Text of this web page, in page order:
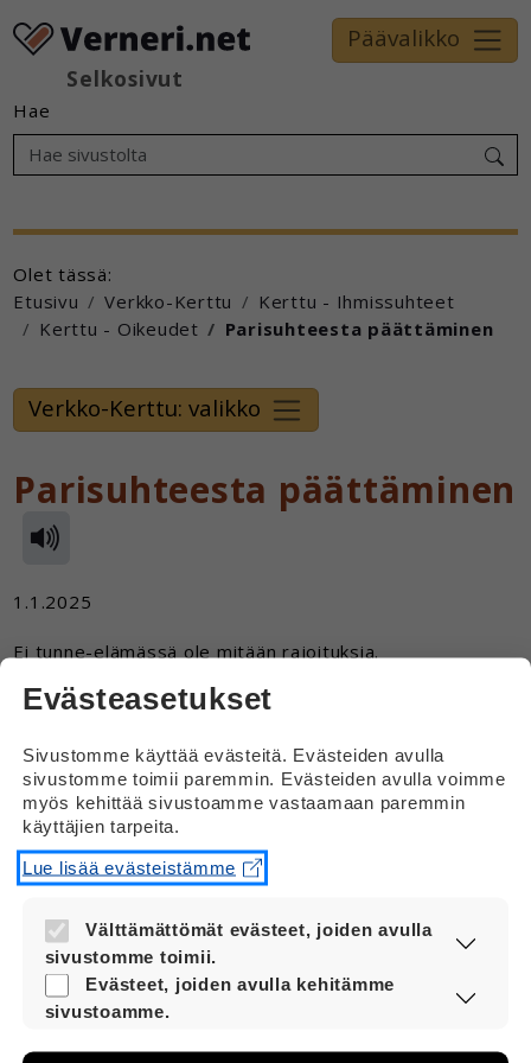
Selkosivut
Päävalikko
Hae
Olet tässä:
Etusivu
Verkko-Kerttu
Kerttu - Ihmissuhteet
Kerttu - Oikeudet
Parisuhteesta päättäminen
Verkko-Kerttu: valikko
Parisuhteesta päättäminen
1.1.2025
Ei tunne-elämässä ole mitään rajoituksia.
Aikuiset ihmiset saavat olla parisuhteessa, jos he vain
Vastaus
Hei
Juuri näin. Jokainen päättää itse omasta
Evästeasetukset
Sivustomme käyttää evästeitä. Evästeiden avulla
sivustomme toimii paremmin. Evästeiden avulla voimme
myös kehittää sivustoamme vastaamaan paremmin
käyttäjien tarpeita.
Lue lisää evästeistämme
Välttämättömät evästeet, joiden avulla
sivustomme toimii.
Nämä evästeet ovat aina käytössä, jotta
sivustoamme voi käyttää sujuvasti ja
Evästeet, joiden avulla kehitämme
sivustoamme.